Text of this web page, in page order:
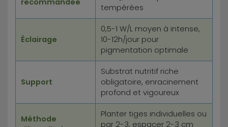
recommandée
tempérées
Éclairage
0,5-1 W/L moyen à intense,
10-12h/jour pour
pigmentation optimale
Support
Substrat nutritif riche
obligatoire, enracinement
profond et vigoureux
Méthode
Planter tiges individuelles ou
par 2-3, espacer 2-3 cm